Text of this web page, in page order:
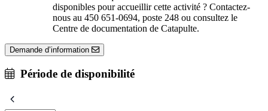
disponibles pour accueillir cette activité ? Contactez-
nous au 450 651-0694, poste 248 ou consultez le
Centre de documentation de Catapulte.
Demande d’information
Période de disponibilité